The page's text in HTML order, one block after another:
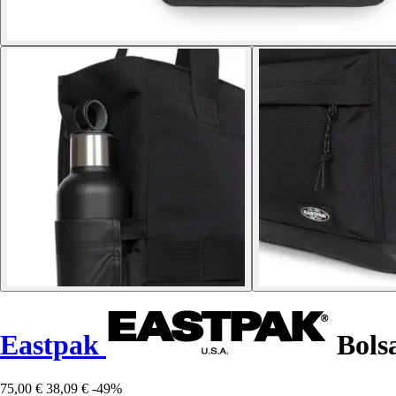
Eastpak
75,00 € 38,09 € -49%